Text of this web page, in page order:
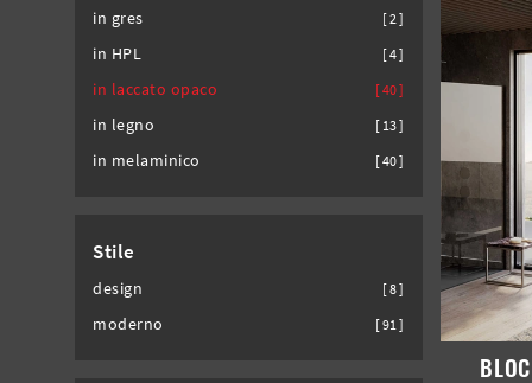
in gres 2
in HPL 4
in laccato opaco 40
in legno 13
in melaminico 40
Stile
design 8
moderno 91